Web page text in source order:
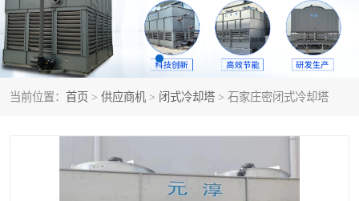
当前位置： 首页 > 供应商机 > 闭式冷却塔 > 石家庄密闭式冷却塔
闭式冷却塔 水箱
电控箱 水泵
板式换热器